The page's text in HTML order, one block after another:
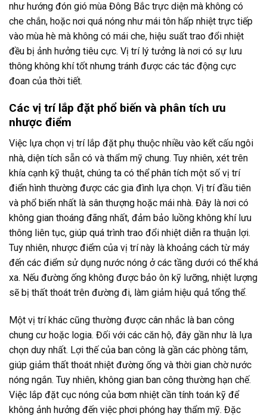
như hướng đón gió mùa Đông Bắc trực diện mà không có
che chắn, hoặc nơi quá nóng như mái tôn hấp nhiệt trực tiếp
vào mùa hè mà không có mái che, hiệu suất trao đổi nhiệt
đều bị ảnh hưởng tiêu cực. Vị trí lý tưởng là nơi có sự lưu
thông không khí tốt nhưng tránh được các tác động cực
đoan của thời tiết.
Các vị trí lắp đặt phổ biến và phân tích ưu
nhược điểm
Việc lựa chọn vị trí lắp đặt phụ thuộc nhiều vào kết cấu ngôi
nhà, diện tích sẵn có và thẩm mỹ chung. Tuy nhiên, xét trên
khía cạnh kỹ thuật, chúng ta có thể phân tích một số vị trí
điển hình thường được các gia đình lựa chọn. Vị trí đầu tiên
và phổ biến nhất là sân thượng hoặc mái nhà. Đây là nơi có
không gian thoáng đãng nhất, đảm bảo luồng không khí lưu
thông liên tục, giúp quá trình trao đổi nhiệt diễn ra thuận lợi.
Tuy nhiên, nhược điểm của vị trí này là khoảng cách từ máy
đến các điểm sử dụng nước nóng ở các tầng dưới có thể khá
xa. Nếu đường ống không được bảo ôn kỹ lưỡng, nhiệt lượng
sẽ bị thất thoát trên đường đi, làm giảm hiệu quả tổng thể.
Một vị trí khác cũng thường được cân nhắc là ban công
chung cư hoặc logia. Đối với các căn hộ, đây gần như là lựa
chọn duy nhất. Lợi thế của ban công là gần các phòng tắm,
giúp giảm thất thoát nhiệt đường ống và thời gian chờ nước
nóng ngắn. Tuy nhiên, không gian ban công thường hạn chế.
Việc lắp đặt cục nóng của bơm nhiệt cần tính toán kỹ để
không ảnh hưởng đến việc phơi phóng hay thẩm mỹ. Đặc